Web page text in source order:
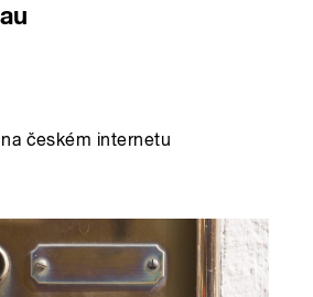
českém internetu